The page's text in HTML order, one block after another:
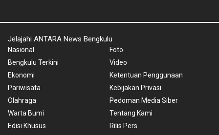
Jelajahi ANTARA News Bengkulu
Nasional
Bengkulu Terkini
Ekonomi
Pariwisata
Olahraga
Warta Bumi
Edisi Khusus
Foto
Video
Ketentuan Penggunaan
Kebijakan Privasi
Pedoman Media Siber
Tentang Kami
Rilis Pers